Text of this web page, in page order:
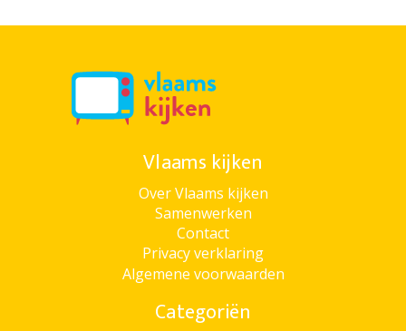
Vlaams kijken
Over Vlaams kijken
Samenwerken
Contact
Privacy verklaring
Algemene voorwaarden
Categoriën